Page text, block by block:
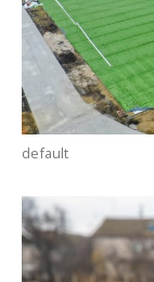
default